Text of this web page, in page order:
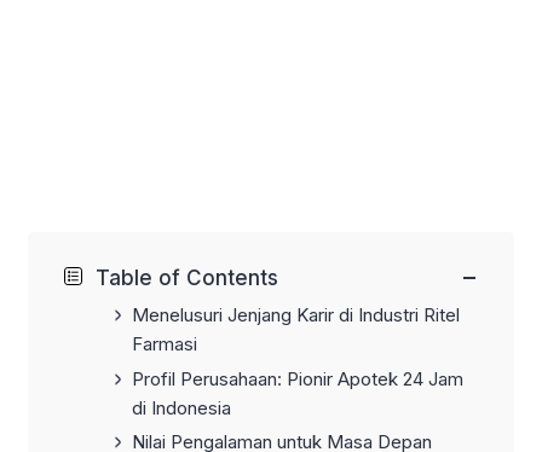
Table of Contents −
Menelusuri Jenjang Karir di Industri Ritel
Farmasi
Profil Perusahaan: Pionir Apotek 24 Jam
di Indonesia
Nilai Pengalaman untuk Masa Depan